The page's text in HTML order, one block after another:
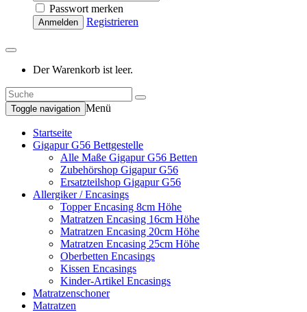
Passwort merken
Anmelden Registrieren
Der Warenkorb ist leer.
Toggle navigation Menü
Startseite
Gigapur G56 Bettgestelle
Alle Maße Gigapur G56 Betten
Zubehörshop Gigapur G56
Ersatzteilshop Gigapur G56
Allergiker / Encasings
Topper Encasing 8cm Höhe
Matratzen Encasing 16cm Höhe
Matratzen Encasing 20cm Höhe
Matratzen Encasing 25cm Höhe
Oberbetten Encasings
Kissen Encasings
Kinder-Artikel Encasings
Matratzenschoner
Matratzen